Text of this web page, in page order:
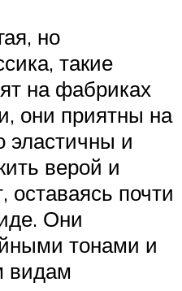
но
такие
на фабриках
они приятны на
эластичны и
верой и
оставаясь почти
Они
тонами и
видам